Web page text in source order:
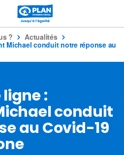
?
Actualités
Michael conduit notre réponse au
:
conduit
au Covid-19